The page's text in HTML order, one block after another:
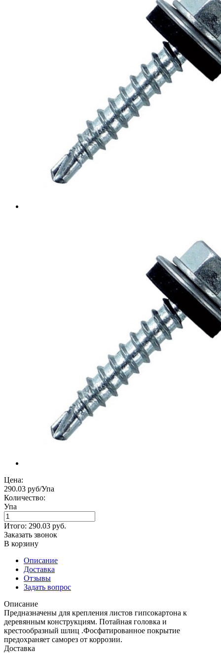
Цена:
290.03 руб/Упа
Количество:
Упа
Итого: 290.03 руб.
Заказать звонок
В корзину
Описание
Доставка
Отзывы
Задать вопрос
Описание
Предназначены для крепления листов гипсокартона к
деревянным конструкциям. Потайная головка и
крестообразный шлиц .Фосфатированное покрытие
предохраняет саморез от коррозии.
Доставка